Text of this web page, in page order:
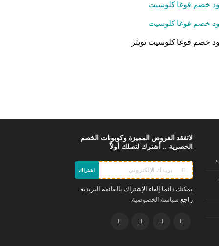
خصم فوغا كلوسيت
خصم فوغا كلوسيت
خصم فوغا كلوسيت تويتر
لاتفقد العروض المميزة وكوبونات الخصم
الحصرية .. أشترك لتصلك أولاً
اشتراك
يمكنك دائما إلغاء الإشتراك بالقائمة البريدية.
راجع سياسة الخصوصية.